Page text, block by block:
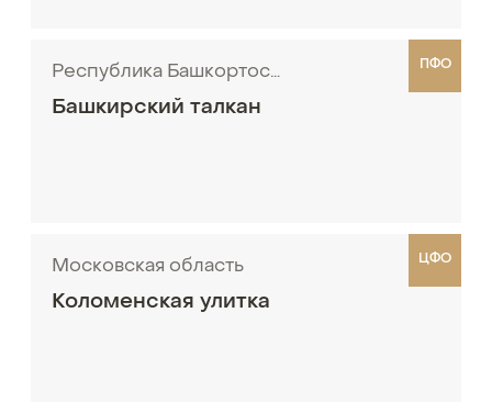
Башкирский талкан
Республика Башкортостан ПФО
Коломенская улитка
Московская область ЦФО